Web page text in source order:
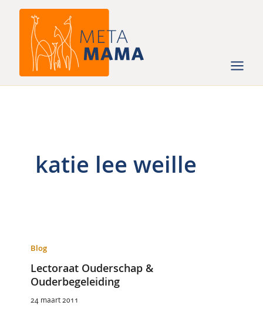
katie lee weille
Blog
Lectoraat Ouderschap &
Ouderbegeleiding
24 maart 2011